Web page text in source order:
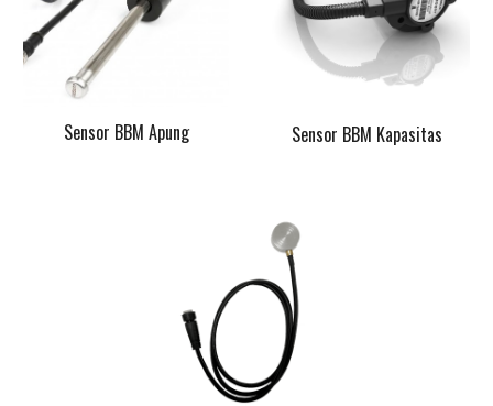
Sensor BBM Apung Sensor BBM Kapasitas